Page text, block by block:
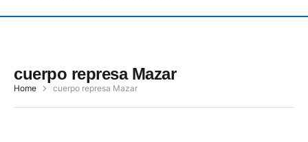
cuerpo represa Mazar
Home cuerpo represa Mazar